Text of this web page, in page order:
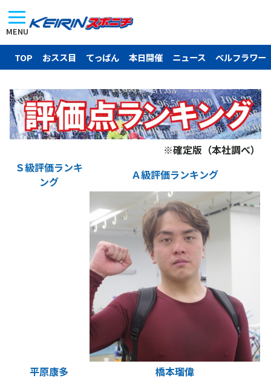
MENU
TOP おスス目 てっぱん 本日開催 ニュース ベルフラワー
※確定版（本社調べ）
Ｓ級評価ランキ
ング
Ａ級評価ランキング
平原康多 橋本瑠偉